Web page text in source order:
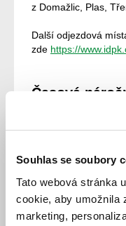
Souhlas se soubory
Tato webová stránka
cookie, aby umožnila
marketing,
z Domažlic, Plas,
Další odjezdová
zde https://
Časová
Vhodné pro: